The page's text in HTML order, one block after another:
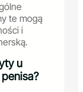
te mogą
i
u